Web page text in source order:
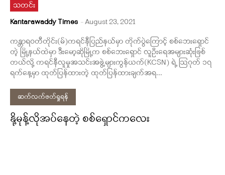
သတင်း
Kantarawaddy Times -August 23, 2021
ကန္တာရဝတီတိုင်း(မ်)ကရင်နီပြည်နယ်မှာ တိုက်ပွဲကြောင့် စစ်ဘေးရှောင်
တဲ့ မြို့နယ်ထဲမှာ ဒီးမော့ဆိုမြို့က စစ်ဘေးရှောင် လူဦးရေအများဆုံးဖြစ်
တယ်လို့ ကရင်နီလူမှုအသင်းအဖွဲ့များကွန်ယက်(KCSN) ရဲ့ ဩဂုတ် ၁၇
ရက်နေ့မှာ ထုတ်ပြန်ထားတဲ့ ထုတ်ပြန်ထားချက်အရ...
ဆက်လက်ဖတ်ရှုရန်
နို့မုန့်လိုအပ်နေတဲ့ စစ်ရှောင်ကလေး